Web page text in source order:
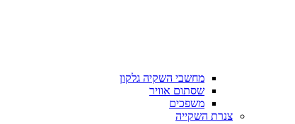
מחשבי השקיה גלקון
שסתום אוויר
משפכים
צנרת השקייה